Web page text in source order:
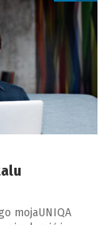
mojaUNIQA